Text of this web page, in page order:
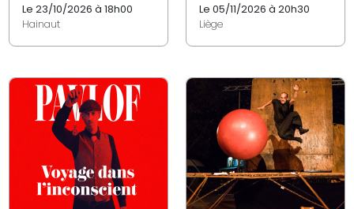
Le 23/10/2026 à 18h00
Hainaut
Le 05/11/2026 à 20h30
Liège